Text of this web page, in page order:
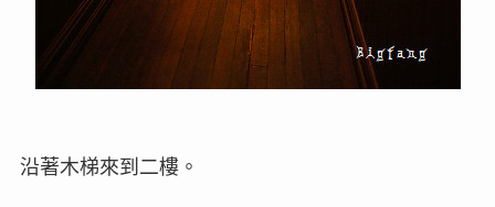
沿著木梯來到二樓。